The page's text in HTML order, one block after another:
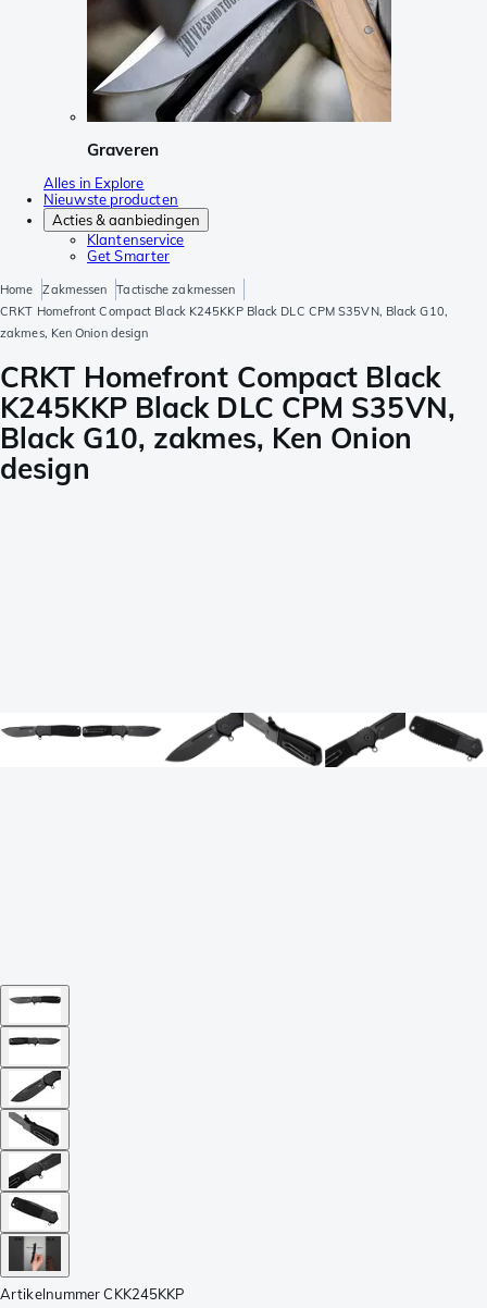
Graveren
Alles in Explore
Nieuwste producten
Acties & aanbiedingen
Klantenservice
Get Smarter
Home Zakmessen
Tactische zakmessen
CRKT Homefront Compact Black K245KKP Black DLC CPM S35VN, Black G10,
zakmes, Ken Onion design
CRKT Homefront Compact Black
K245KKP Black DLC CPM S35VN,
Black G10, zakmes, Ken Onion
design
Artikelnummer CKK245KKP